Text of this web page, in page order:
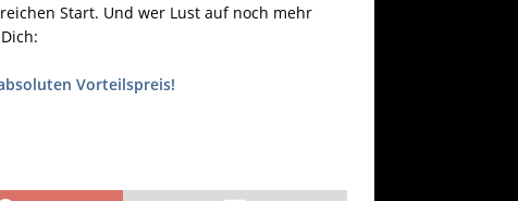
Start. Und wer Lust auf noch mehr
Vorteilspreis!